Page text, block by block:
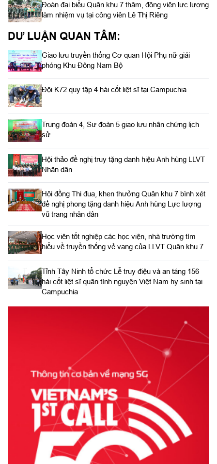
Đoàn đại biểu Quân khu 7 thăm, động viên lực lượng
làm nhiệm vụ tại công viên Lê Thị Riêng
DƯ LUẬN QUAN TÂM:
Giao lưu truyền thống Cơ quan Hội Phụ nữ giải
phóng Khu Đông Nam Bộ
Đội K72 quy tập 4 hài cốt liệt sĩ tại Campuchia
Trung đoàn 4, Sư đoàn 5 giao lưu nhân chứng lịch
sử
Hội thảo đề nghị truy tặng danh hiệu Anh hùng LLVT
Nhân dân
Hội đồng Thi đua, khen thưởng Quân khu 7 bình xét
đề nghị phong tặng danh hiệu Anh hùng Lực lượng
vũ trang nhân dân
Học viên tốt nghiệp các học viện, nhà trường tìm
hiểu về truyền thống vẻ vang của LLVT Quân khu 7
​Tỉnh Tây Ninh tổ chức Lễ truy điệu và an táng 156
hài cốt liệt sĩ quân tình nguyện Việt Nam hy sinh tại
Campuchia